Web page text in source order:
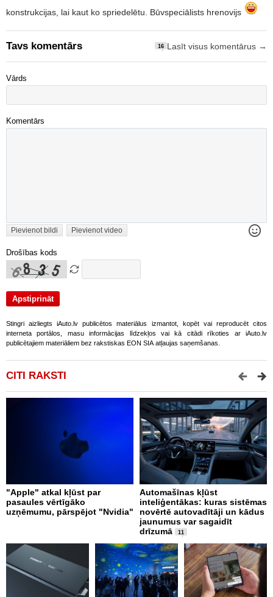
konstrukcijas, lai kaut ko spriedelētu. Būvspeciālists hrenovijs
Tavs komentārs 16 Lasīt visus komentārus →
Vārds
Komentārs
Pievienot bildi Pievienot video
Drošības kods
Stingri aizliegts iAuto.lv publicētos materiālus izmantot, kopēt vai reproducēt citos
interneta portālos, masu informācijas līdzekļos vai kā citādi rīkoties ar iAuto.lv
publicētajiem materiāliem bez rakstiskas EON SIA atļaujas saņemšanas.
CITI RAKSTI
"Apple" atkal kļūst par
pasaules vērtīgāko
uzņēmumu, pārspējot "Nvidia"
Automašīnas kļūst
inteliģentākas: kuras sistēmas
novērtē autovadītāji un kādus
jaunumus var sagaidīt
drīzumā
11